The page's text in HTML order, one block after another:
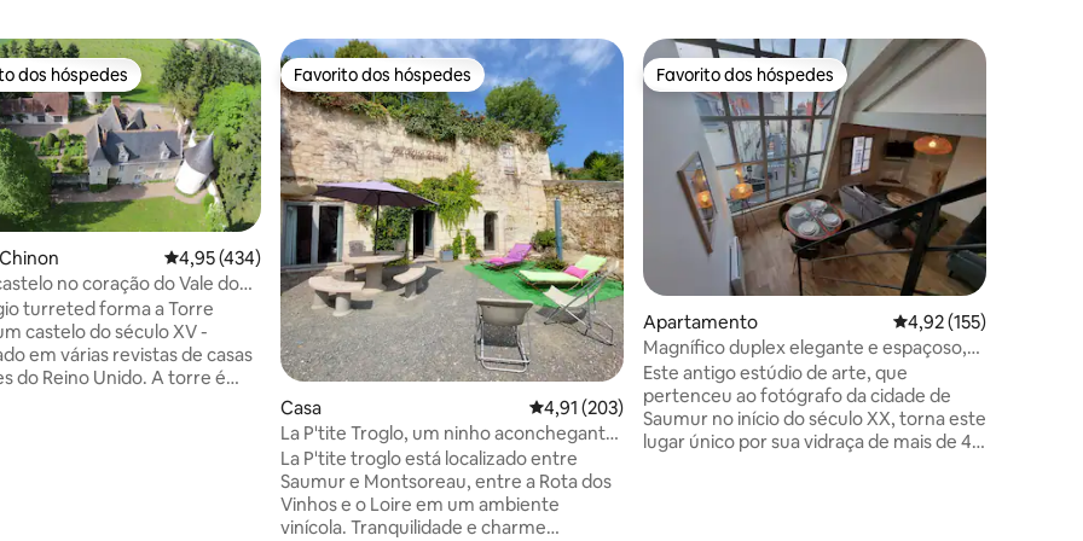
dos hóspedes mais apreciados
dos hóspedes
Classificação média de 4,95 em 5 estrelas, 434avaliações
4,95 (434)
no coração do Vale do
turreted forma a Torre
castelo do século XV -
em várias revistas de casas
do Reino Unido. A torre é
Favorito dos hóspedes
Favorito dos hóspedes
Casa Classificação média de 4,91 em 5 estrelas, 203avaliações
4,91 (203)
La P'tite Troglo, um ninho aconchegante
na colina
La P'tite troglo está localizado entre
Saumur e Montsoreau, entre a Rota dos
Vinhos e o Loire em um ambiente
vinícola. Tranquilidade e charme
Favorito dos hóspedes
Favorito dos hóspedes
Apartamento Classificação média
4,92 (155)
Magnífico duplex elegante e espaçoso,
com local para bicicletas
Este antigo estúdio de arte, que
pertenceu ao fotógrafo da cidade de
Saumur no início do século XX, torna este
lugar único por sua vidraça de mais de 4